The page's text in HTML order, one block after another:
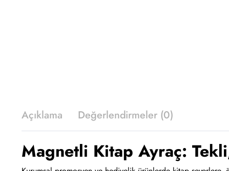
Açıklama Değerlendirmeler (0)
Magnetli Kitap Ayraç: